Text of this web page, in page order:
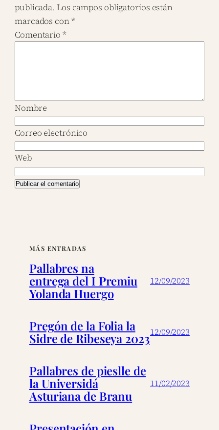
publicada. Los campos obligatorios están
marcados con*
Comentario *
Nombre
Correo electrónico
Web
MÁS ENTRADAS
Pallabres na
entrega del I Premiu
Yolanda Huergo
12/09/2023
Pregón de la Folia la
Sidre de Ribeseya 202312/09/2023
Pallabres de pieslle de
la Universidá
Asturiana de Branu
11/02/2023